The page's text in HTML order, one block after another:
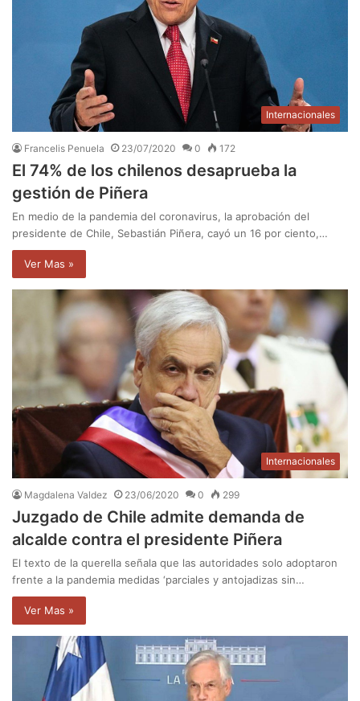
Internacionales
Francelis Penuela 23/07/2020 0 172
El 74% de los chilenos desaprueba la
gestión de Piñera
En medio de la pandemia del coronavirus, la aprobación del
presidente de Chile, Sebastián Piñera, cayó un 16 por ciento,…
Ver Mas »
Internacionales
Magdalena Valdez 23/06/2020 0 299
Juzgado de Chile admite demanda de
alcalde contra el presidente Piñera
El texto de la querella señala que las autoridades solo adoptaron
frente a la pandemia medidas ‘parciales y antojadizas sin…
Ver Mas »